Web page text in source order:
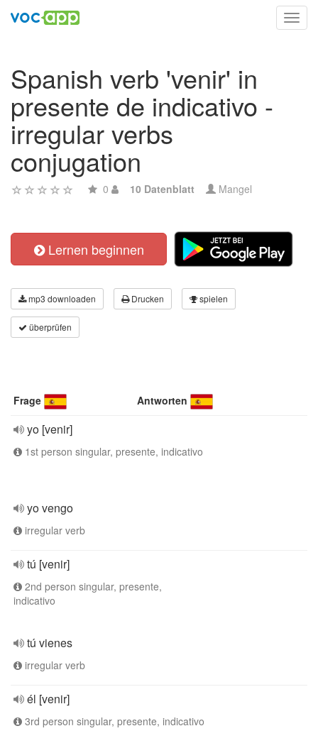
Spanish verb 'venir' in
presente de indicativo -
irregular verbs
conjugation
0 10 Datenblatt Mangel
Lernen beginnen
mp3 downloaden Drucken spielen
überprüfen
Frage Antworten
yo [venir]
1st person singular, presente, indicativo
yo vengo
irregular verb
tú [venir]
2nd person singular, presente,
indicativo
tú vienes
irregular verb
él [venir]
3rd person singular, presente, indicativo